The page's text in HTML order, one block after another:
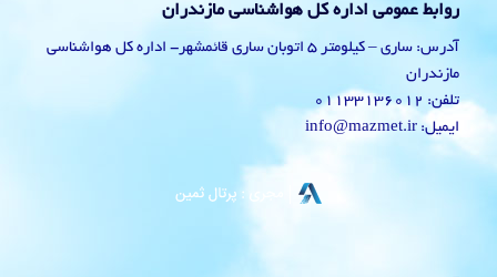
روابط عمومی اداره کل هواشناسی مازندران
آدرس: ساری – کیلومتر 5 اتوبان ساری قائمشهر- اداره کل هواشناسی
مازندران
تلفن: 01133136012
ایمیل: info@mazmet.ir